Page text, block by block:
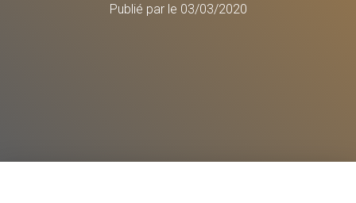
Publié par le 03/03/2020